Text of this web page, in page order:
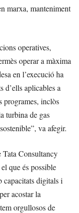
marxa, manteniment
operatives,
operar a màxima
en l’execució ha
d’ells aplicables a
programes, inclòs
turbina de gas
va afegir.
Consultancy
que és possible
capacitats digitals i
acostar la
orgullosos de